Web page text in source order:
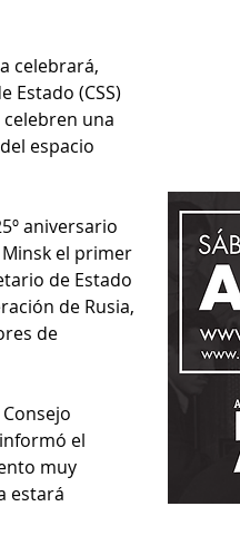
celebrará,
Estado (CSS)
una
espacio
aniversario
el primer
de Estado
de Rusia,
de
el
muy
estará